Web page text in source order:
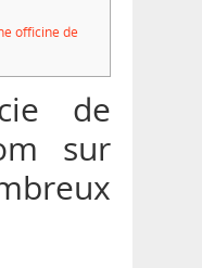
officine de
de
sur